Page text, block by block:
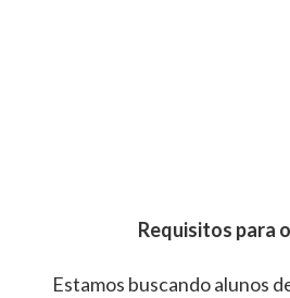
Requisitos para
Estamos buscando alunos